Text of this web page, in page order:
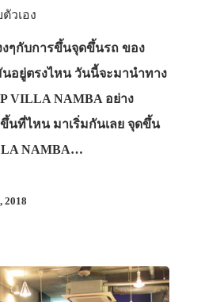
วเอง
ๆกับการขึ้นจุดขึ้นรถ ของ
นอยู่ตรงไหน วันนี้จะมานำทาง
VILLA NAMBA อย่าง
ขึ้นที่ไหน มาเริ่มกันเลย จุดขึ้น
NAMBA…
2018